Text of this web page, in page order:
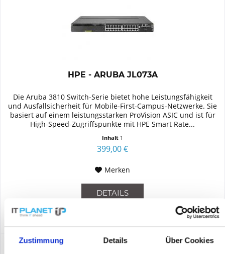
Zustimmung Details Über Cookies
HPE - ARUBA JL073A
Die Aruba 3810 Switch-Serie bietet hohe Leistungsfähigkeit
und Ausfallsicherheit für Mobile-First-Campus-Netzwerke. Sie
basiert auf einem leistungsstarken ProVision ASIC und ist für
High-Speed-Zugriffspunkte mit HPE Smart Rate...
Inhalt 1
399,00 €
Merken
DETAILS